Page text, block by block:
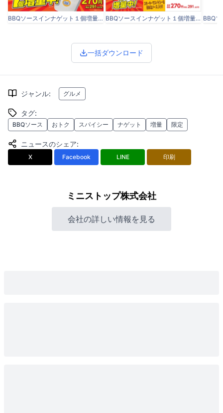
BBQソースインナゲット１個増量デリケース上スタンドPOP①.jpg BBQソースインナゲット１個増量プライスカード.jpg
一括ダウンロード
ジャンル: グルメ
タグ:
BBQソース おトク スパイシー ナゲット 増量 限定
ニュースのシェア:
X Facebook LINE 印刷
ミニストップ株式会社
会社の詳しい情報を見る